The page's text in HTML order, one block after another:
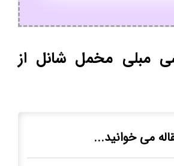
مبلی مخمل شانل از
می خوانید...